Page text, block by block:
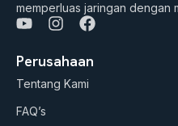
memperluas jaringan dengan
Y
u
t
u
b
e
I
s
t
a
F
c
e
b
Perusahaan
Tentang Kami
FAQ’s